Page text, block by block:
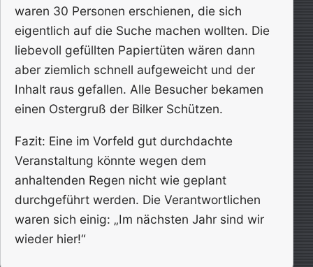
waren 30 Personen erschienen, die sich
eigentlich auf die Suche machen wollten. Die
liebevoll gefüllten Papiertüten wären dann
aber ziemlich schnell aufgeweicht und der
Inhalt raus gefallen. Alle Besucher bekamen
einen Ostergruß der Bilker Schützen.
Fazit: Eine im Vorfeld gut durchdachte
Veranstaltung könnte wegen dem
anhaltenden Regen nicht wie geplant
durchgeführt werden. Die Verantwortlichen
waren sich einig: „Im nächsten Jahr sind wir
wieder hier!“